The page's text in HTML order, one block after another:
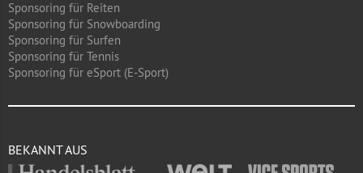
Sponsoring für Reiten
Sponsoring für Snowboarding
Sponsoring für Surfen
Sponsoring für Tennis
Sponsoring für eSport (E-Sport)
BEKANNT AUS